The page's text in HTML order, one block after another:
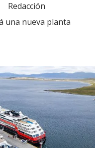
Redacción
una nueva planta